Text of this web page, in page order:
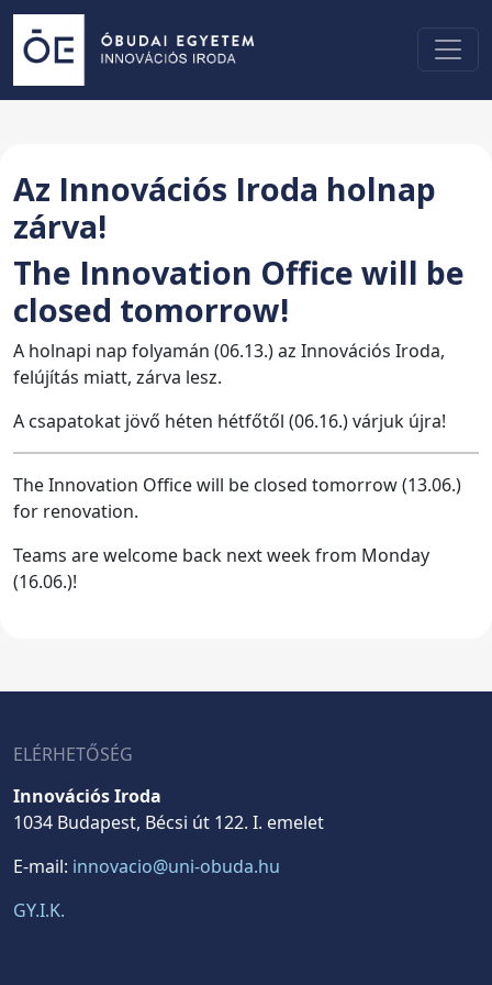
Az Innovációs Iroda holnap
zárva!
The Innovation Office will be
closed tomorrow!
A holnapi nap folyamán (06.13.) az Innovációs Iroda,
felújítás miatt, zárva lesz.
A csapatokat jövő héten hétfőtől (06.16.) várjuk újra!
The Innovation Office will be closed tomorrow (13.06.)
for renovation.
Teams are welcome back next week from Monday
(16.06.)!
ELÉRHETŐSÉG
Innovációs Iroda
1034 Budapest, Bécsi út 122. I. emelet
E-mail: innovacio@uni-obuda.hu
GY.I.K.